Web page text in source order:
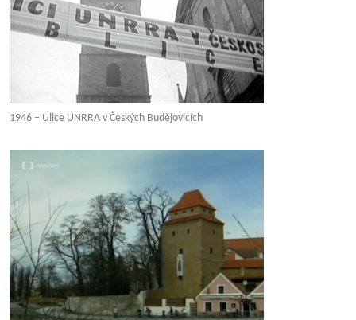
1946 – Ulice UNRRA v Českých Budějovicích